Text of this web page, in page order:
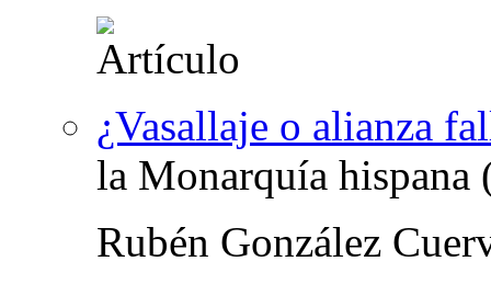
¿Vasallaje o alianza
la Monarquía hispana
Rubén González